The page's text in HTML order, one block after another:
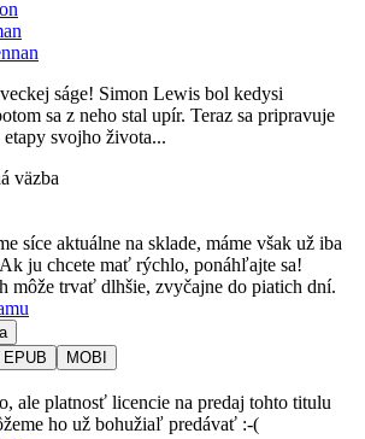
ságe! Simon Lewis bol kedysi
sa z neho stal upír. Teraz sa pripravuje
svojho života...
väzba
síce aktuálne na sklade, máme však už iba
ju chcete mať rýchlo, ponáhľajte sa!
môže trvať dlhšie, zvyčajne do piatich dní.
EPUB MOBI
ale platnosť licencie na predaj tohto titulu
ho už bohužiaľ predávať :-(